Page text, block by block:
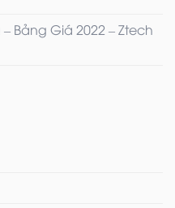
Bảng Giá 2022 – Ztech